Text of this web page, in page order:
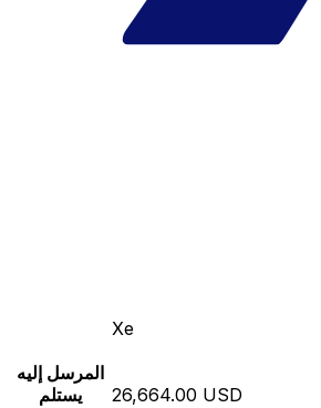
Xe
المرسل إليه
يستلم
26,664.00 USD